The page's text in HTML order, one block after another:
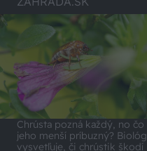
Chrústa pozná každý, no čo
jeho menší príbuzný? Biológ
vysvetľuje, či chrústik škodí